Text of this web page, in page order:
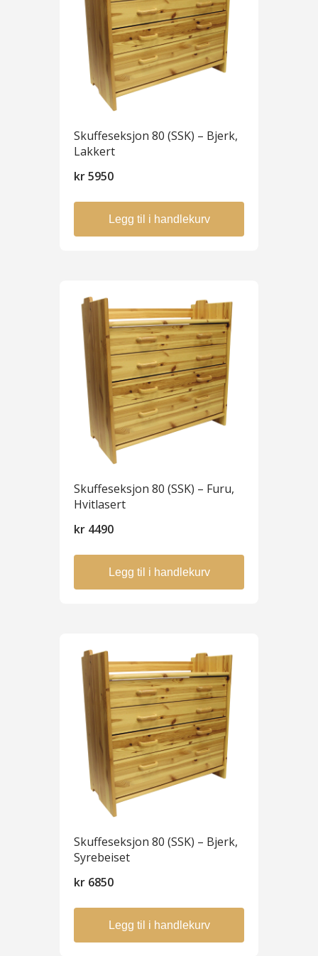
Skuffeseksjon 80 (SSK) – Bjerk,
Lakkert
kr5950
Legg til i handlekurv
Skuffeseksjon 80 (SSK) – Furu,
Hvitlasert
kr 4490
Legg til i handlekurv
Skuffeseksjon 80 (SSK) – Bjerk,
Syrebeiset
kr 6850
Legg til i handlekurv